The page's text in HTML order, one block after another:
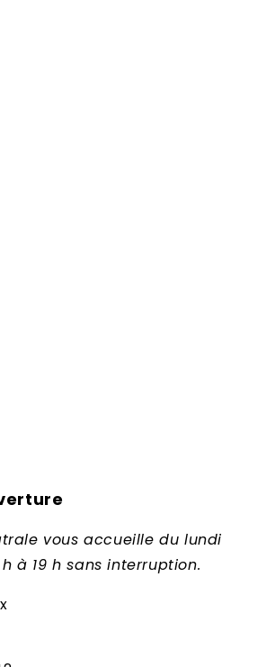
vous accueille du lundi
à 19 h sans interruption.